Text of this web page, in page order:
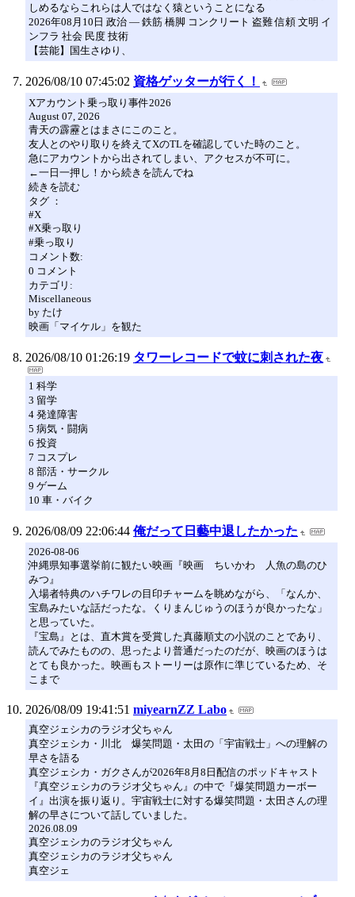
しめるならこれらは人ではなく猿ということになる
2026年08月10日 政治 ― 鉄筋 橋脚 コンクリート 盗難 信頼 文明 イ
ンフラ 社会 民度 技術
【芸能】国生さゆり、
2026/08/10 07:45:02 資格ゲッターが行く！
Xアカウント乗っ取り事件2026
August 07, 2026
青天の霹靂とはまさにこのこと。
友人とのやり取りを終えてXのTLを確認していた時のこと。
急にアカウントから出されてしまい、アクセスが不可に。
←一日一押し！から続きを読んでね
続きを読む
タグ ：
#X
#X乗っ取り
#乗っ取り
コメント数:
0 コメント
カテゴリ:
Miscellaneous
by たけ
映画「マイケル」を観た
2026/08/10 01:26:19 タワーレコードで蚊に刺された夜
1 科学
3 留学
4 発達障害
5 病気・闘病
6 投資
7 コスプレ
8 部活・サークル
9 ゲーム
10 車・バイク
2026/08/09 22:06:44 俺だって日藝中退したかった
2026-08-06
沖縄県知事選挙前に観たい映画『映画 ちいかわ 人魚の島のひ
みつ』
入場者特典のハチワレの目印チャームを眺めながら、「なんか、
宝島みたいな話だったな。くりまんじゅうのほうが良かったな」
と思っていた。
『宝島』とは、直木賞を受賞した真藤順丈の小説のことであり、
読んでみたものの、思ったより普通だったのだが、映画のほうは
とても良かった。映画もストーリーは原作に準じているため、そ
こまで
2026/08/09 19:41:51 miyearnZZ Labo
真空ジェシカのラジオ父ちゃん
真空ジェシカ・川北 爆笑問題・太田の「宇宙戦士」への理解の
早さを語る
真空ジェシカ・ガクさんが2026年8月8日配信のポッドキャスト
『真空ジェシカのラジオ父ちゃん』の中で『爆笑問題カーボー
イ』出演を振り返り。宇宙戦士に対する爆笑問題・太田さんの理
解の早さについて話していました。
2026.08.09
真空ジェシカのラジオ父ちゃん
真空ジェシカのラジオ父ちゃん
真空ジェ